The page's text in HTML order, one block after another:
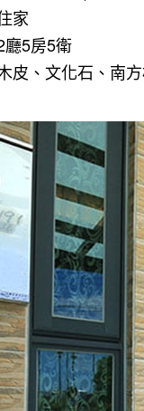
家
廳5房5衛
皮、文化石、南